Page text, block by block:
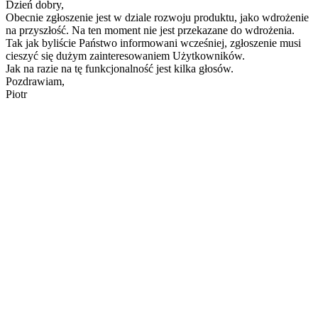
Dzień dobry,
Obecnie zgłoszenie jest w dziale rozwoju produktu, jako wdrożenie
na przyszłość. Na ten moment nie jest przekazane do wdrożenia.
Tak jak byliście Państwo informowani wcześniej, zgłoszenie musi
cieszyć się dużym zainteresowaniem Użytkowników.
Jak na razie na tę funkcjonalność jest kilka głosów.
Pozdrawiam,
Piotr